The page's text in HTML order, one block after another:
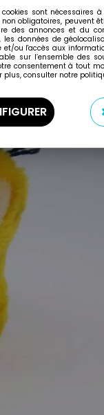
cookies sont nécessaires
non obligatoires, peuvent
des annonces et du
les données de
et/ou l'accès aux
sur l’ensemble des
consentement à tout
plus, consulter notre